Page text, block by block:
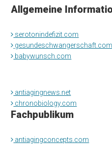
Allgemeine
serotonindefizit.com
gesundeschwangerschaft.com
babywunsch.com
antiagingnews.net
chronobiology.com
Fachpublikum
antiagingconcepts.com